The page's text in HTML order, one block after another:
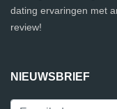
dating ervaringen met
review!
NIEUWSBRIEF